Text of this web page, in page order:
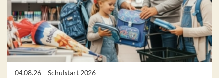
04.08.26 – Schulstart 2026